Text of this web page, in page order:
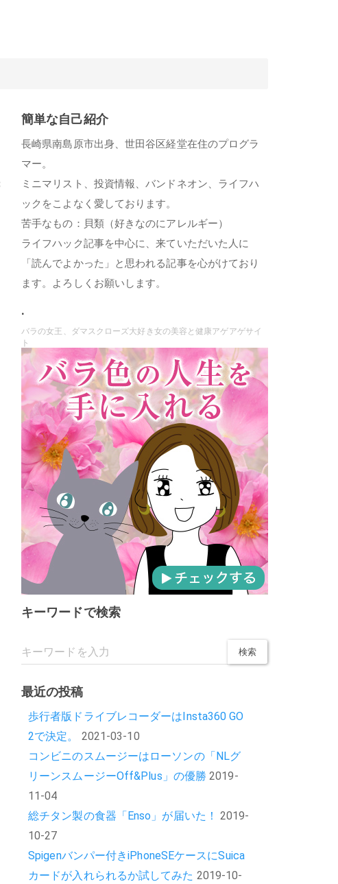
簡単な自己紹介
長崎県南島原市出身、世田谷区経堂在住のプログラ
マー。
ミニマリスト、投資情報、バンドネオン、ライフハ
ックをこよなく愛しております。
苦手なもの：貝類（好きなのにアレルギー）
ライフハック記事を中心に、来ていただいた人に
「読んでよかった」と思われる記事を心がけており
ます。よろしくお願いします。
.
バラの女王、ダマスクローズ大好き女の美容と健康アゲアゲサイ
ト
キーワードで検索
最近の投稿
歩行者版ドライブレコーダーはInsta360 GO
2で決定。
2021-03-10
コンビニのスムージーはローソンの「NLグ
リーンスムージーOff&Plus」の優勝 2019-
11-04
総チタン製の食器「Enso」が届いた！ 2019-
10-27
Spigenバンパー付きiPhoneSEケースにSuica
カードが入れられるか試してみた 2019-10-